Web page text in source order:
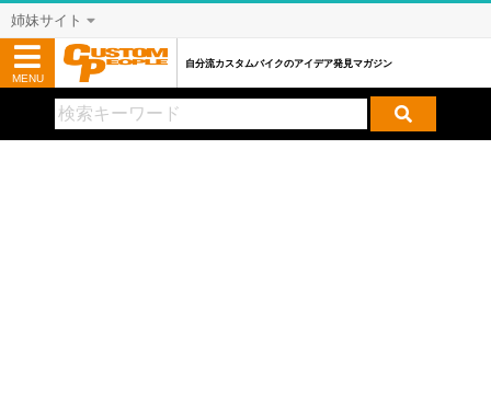
姉妹サイト
MENU
自分流カスタムバイクのアイデア発見マガジン